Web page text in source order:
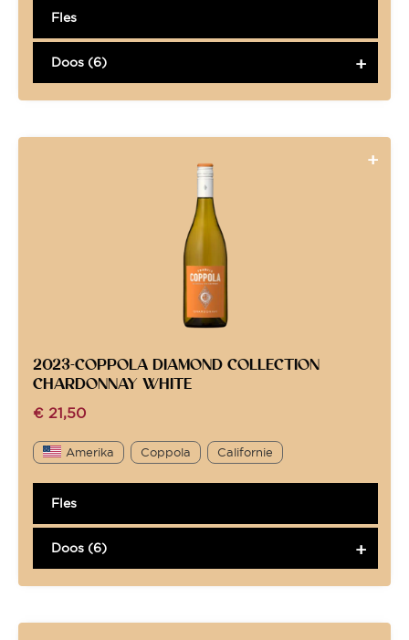
Fles
Doos (6)
2023-COPPOLA DIAMOND COLLECTION
CHARDONNAY WHITE
€ 21,50
Amerika Coppola Californie
Fles
Doos (6)